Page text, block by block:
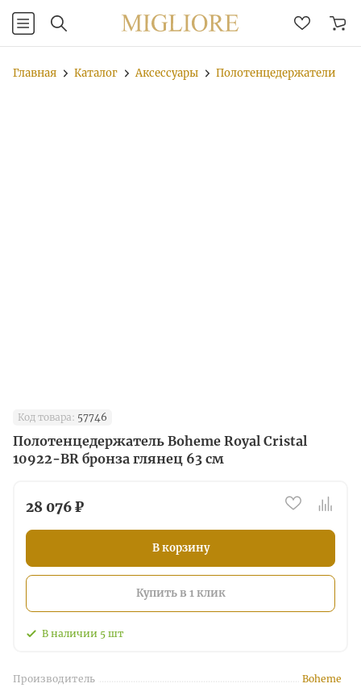
Главная Каталог Аксессуары Полотенцедержатели
Код товара: 57746
Полотенцедержатель Boheme Royal Cristal
10922-BR бронза глянец 63 см
28 076 ₽
В корзину
Купить в 1 клик
В наличии 5 шт
Производитель Boheme